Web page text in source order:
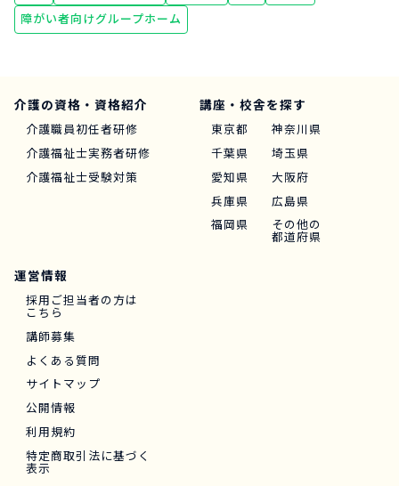
障がい者向けグループホーム
介護の資格・資格紹介
介護職員初任者研修
介護福祉士実務者研修
介護福祉士受験対策
講座・校舎を探す
東京都
神奈川県
千葉県
埼玉県
愛知県
大阪府
兵庫県
広島県
福岡県
その他の
都道府県
運営情報
採用ご担当者の方は
こちら
講師募集
よくある質問
サイトマップ
公開情報
利用規約
特定商取引法に基づく
表示